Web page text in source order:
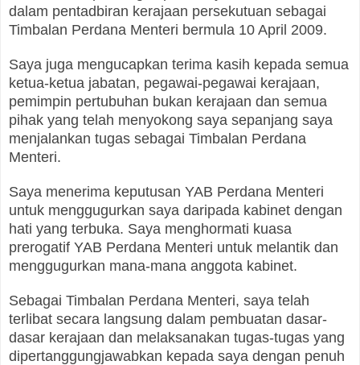
dalam pentadbiran kerajaan persekutuan sebagai
Timbalan Perdana Menteri bermula 10 April 2009.
Saya juga mengucapkan terima kasih kepada semua
ketua-ketua jabatan, pegawai-pegawai kerajaan,
pemimpin pertubuhan bukan kerajaan dan semua
pihak yang telah menyokong saya sepanjang saya
menjalankan tugas sebagai Timbalan Perdana
Menteri.
Saya menerima keputusan YAB Perdana Menteri
untuk menggugurkan saya daripada kabinet dengan
hati yang terbuka. Saya menghormati kuasa
prerogatif YAB Perdana Menteri untuk melantik dan
menggugurkan mana-mana anggota kabinet.
Sebagai Timbalan Perdana Menteri, saya telah
terlibat secara langsung dalam pembuatan dasar-
dasar kerajaan dan melaksanakan tugas-tugas yang
dipertanggungjawabkan kepada saya dengan penuh